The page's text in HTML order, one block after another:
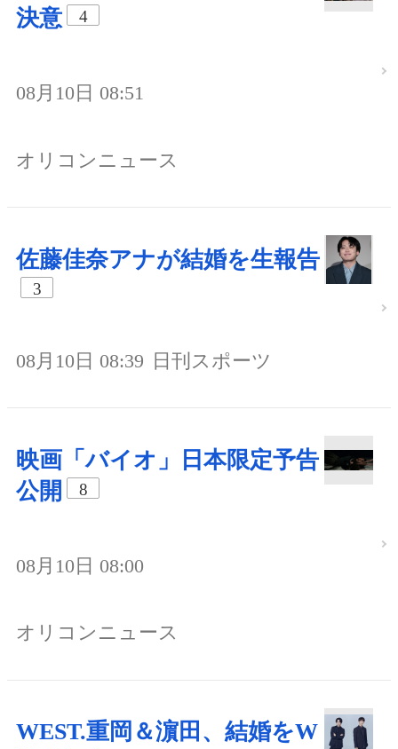
決意 4
08月10日 08:51
オリコンニュース
佐藤佳奈アナが結婚を生報告
3
08月10日 08:39 日刊スポーツ
映画「バイオ」日本限定予告
公開
8
08月10日 08:00
オリコンニュース
WEST.重岡＆濵田、結婚をW